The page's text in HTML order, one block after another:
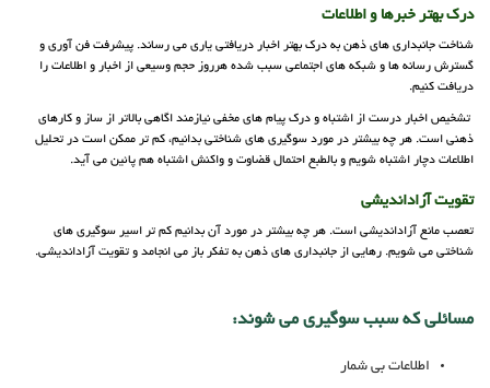
درک بهتر خبرها و اطلاعات
شناخت جانبداری های ذهن به درک بهتر اخبار دریافتی یاری می رساند. پیشرفت فن آوری و
گسترش رسانه ها و شبکه های اجتماعی سبب شده هرروز حجم وسیعی از اخبار و اطلاعات را
دریافت کنیم.
تشخیص اخبار درست از اشتباه و درک پیام های مخفی نیازمند اگاهی بالاتر از ساز و کارهای
ذهنی است. هر چه بیشتر در مورد سوگیری های شناختی بدانیم، کم تر ممکن است در تحلیل
اطلاعات دچار اشتباه شویم و بالطبع احتمال قضاوت و واکنش اشتباه هم پائین می آید.
تقویت آزاداندیشی
تعصب مانع آزاداندیشی است. هر چه بیشتر در مورد آن بدانیم کم تر اسیر سوگیری های
شناختی می شویم. رهایی از جانبداری های ذهن به تفکر باز می انجامد و تقویت آزاداندیشی.
مسائلی که سبب سوگیری می شوند:
اطلاعات بی شمار